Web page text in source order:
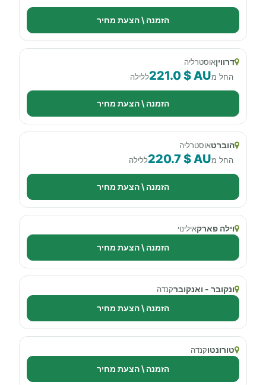
הזמנה \ הצעת מחיר
דרוויןאוסטרליה
החל מ221.0 $ AUללילה
הזמנה \ הצעת מחיר
הוברטאוסטרליה
החל מ220.7 $ AUללילה
הזמנה \ הצעת מחיר
וילה פארקאילינוי
הזמנה \ הצעת מחיר
ונקובר - ואנקוברקנדה
הזמנה \ הצעת מחיר
טורונטוקנדה
הזמנה \ הצעת מחיר